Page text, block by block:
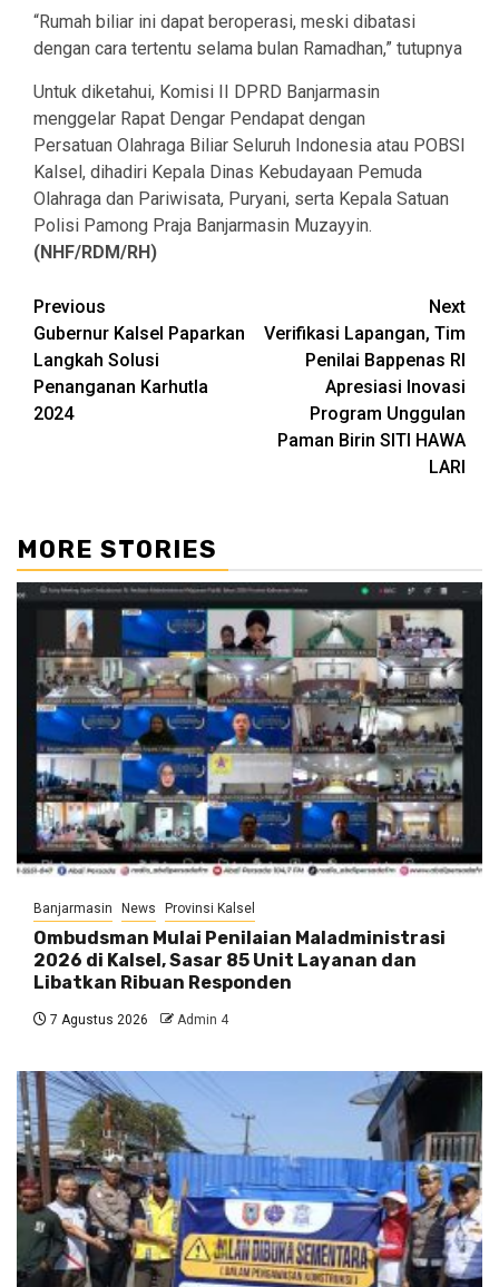
“Rumah biliar ini dapat beroperasi, meski dibatasi
dengan cara tertentu selama bulan Ramadhan,” tutupnya
Untuk diketahui, Komisi II DPRD Banjarmasin
menggelar Rapat Dengar Pendapat dengan
Persatuan Olahraga Biliar Seluruh Indonesia atau POBSI
Kalsel, dihadiri Kepala Dinas Kebudayaan Pemuda
Olahraga dan Pariwisata, Puryani, serta Kepala Satuan
Polisi Pamong Praja Banjarmasin Muzayyin.
(NHF/RDM/RH)
Continue
Reading
Previous
Gubernur Kalsel Paparkan
Langkah Solusi
Penanganan Karhutla
2024
Next
Verifikasi Lapangan, Tim
Penilai Bappenas RI
Apresiasi Inovasi
Program Unggulan
Paman Birin SITI HAWA
LARI
MORE STORIES
Banjarmasin News Provinsi Kalsel
Ombudsman Mulai Penilaian Maladministrasi
2026 di Kalsel, Sasar 85 Unit Layanan dan
Libatkan Ribuan Responden
7 Agustus 2026 Admin 4